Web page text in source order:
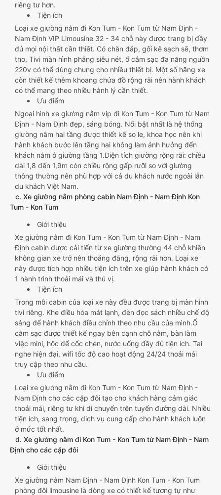
riêng tư hơn.
Tiện ích
Loại xe giường nằm đi Kon Tum - Kon Tum từ Nam Định -
Nam Định VIP Limousine 32 - 34 chỗ này được trang bị đầy
đủ mọi nội thất cần thiết. Có chăn đắp, gối kê sạch sẽ, thơm
tho, Tivi màn hình phẳng siêu nét, ổ cắm sạc đa năng nguồn
220v có thể dùng chung cho nhiều thiết bị. Một số hãng xe
còn thiết kế thêm khoang chứa đồ rộng rãi nên hành khách
có thể mang theo nhiều hành lý cần thiết.
Ưu điểm
Ngoại hình xe giường nằm vip đi Kon Tum - Kon Tum từ Nam
Định - Nam Định đẹp, sáng bóng. Nổi bật nhất là hệ thống
giường nằm hai tầng được thiết kế so le, khoa học nên khi
hành khách bước lên tầng hai không làm ảnh hưởng đến
khách nằm ở giường tầng 1.Diện tích giường rộng rãi: chiều
dài 1,8 đến 1,9m còn chiều rộng gấp rưỡi so với giường
thông thường nên phù hợp với cả du khách nước ngoài lẫn
du khách Việt Nam.
c. Xe giường nằm phòng cabin Nam Định - Nam Định Kon
Tum - Kon Tum
Giới thiệu
Xe giường nằm đi Kon Tum - Kon Tum từ Nam Định - Nam
Định cabin được cải tiến từ xe giường thường 44 chỗ khiến
không gian xe trở nên thoáng đãng, rộng rãi hơn. Loại xe
này được tích hợp nhiều tiện ích trên xe giúp hành khách có
1 hành trình thoải mái và thú vị.
Tiện ích
Trong mỗi cabin của loại xe này đều được trang bị màn hình
tivi riêng. Khe điều hòa mát lạnh, đèn đọc sách nhiều chế độ
sáng để hành khách điều chỉnh theo nhu cầu của mình.Ổ
cắm sạc được thiết kế ngay bên cạnh chỗ nằm, bàn làm
việc mini, hộc để cốc chén, nước uống đầy đủ tiện ích. Tai
nghe hiện đại, wifi tốc độ cao hoạt động 24/24 thoải mái
truy cập theo nhu cầu.
Ưu điểm
Loại xe giường nằm đi Kon Tum - Kon Tum từ Nam Định -
Nam Định cho các cặp đôi tạo cho khách hàng cảm giác
thoải mái, riêng tư khi di chuyển trên tuyến đường dài. Nhiều
tiện ích, sang trọng, dịch vụ cung cấp cho hành khách luôn
ở mức tốt nhất.
d. Xe giường nằm đi Kon Tum - Kon Tum từ Nam Định - Nam
Định cho các cặp đôi
Giới thiệu
Xe giường nằm Nam Định - Nam Định Kon Tum - Kon Tum
phòng đôi limousine là dòng xe có thiết kế tương tự như